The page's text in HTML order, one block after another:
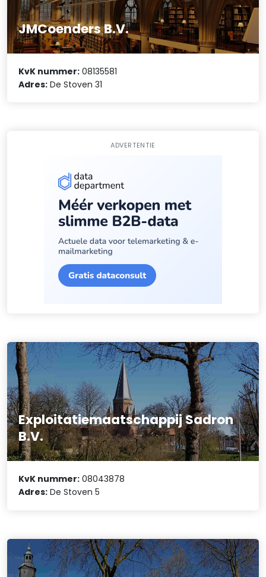
JMCoenders B.V.
KvK nummer: 08135581
Adres: De Stoven 31
ADVERTENTIE
Exploitatiemaatschappij Sadron
B.V.
KvK nummer: 08043878
Adres: De Stoven 5